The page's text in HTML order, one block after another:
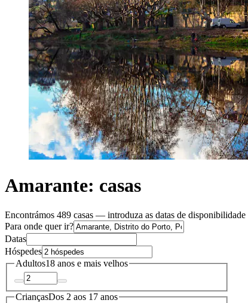
Amarante: casas
Encontrámos 489 casas — introduza as datas de disponibilidade
Para onde quer ir?
Datas
Hóspedes
Adultos18 anos e mais velhos
CriançasDos 2 aos 17 anos